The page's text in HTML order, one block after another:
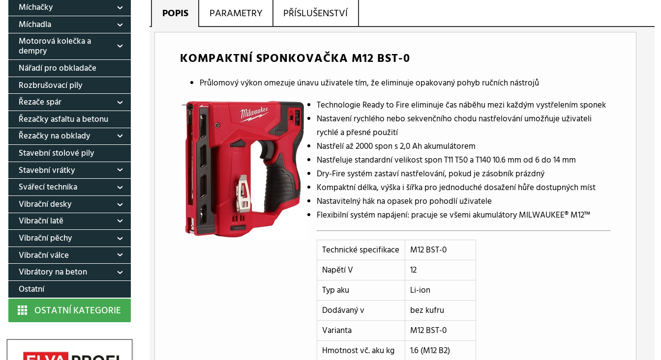
Míchačky
Míchadla
Motorová kolečka a
dempry
Nářadí pro obkladače
Rozbrušovací pily
Řezače spár
Řezačky asfaltu a betonu
Řezačky na obklady
Stavební stolové pily
Stavební vrátky
Svářecí technika
Vibrační desky
Vibrační latě
Vibrační pěchy
Vibrační válce
Vibrátory na beton
Ostatní
OSTATNÍ KATEGORIE
POPIS PARAMETRY PŘÍSLUŠENSTVÍ
KOMPAKTNÍ SPONKOVAČKA M12 BST-0
Průlomový výkon omezuje únavu uživatele tím, že eliminuje opakovaný pohyb ručních nástrojů
Technologie Ready to Fire eliminuje čas náběhu mezi každým vystřelením sponek
Nastavení rychlého nebo sekvenčního chodu nastřelování umožňuje uživateli
rychlé a přesné použití
Nastřelí až 2000 spon s 2,0 Ah akumulátorem
Nastřeluje standardní velikost spon T11 T50 a T140 10.6 mm od 6 do 14 mm
Dry-Fire systém zastaví nastřelování, pokud je zásobník prázdný
Kompaktní délka, výška i šířka pro jednoduché dosažení hůře dostupných míst
Nastavitelný hák na opasek pro pohodlí uživatele
Flexibilní systém napájení: pracuje se všemi akumulátory MILWAUKEE® M12™
Technické specifikace
M12 BST-0
Napětí V
12
Typ aku
Li-ion
Dodávaný v
bez kufru
Varianta
M12 BST-0
Hmotnost vč. aku kg
1.6 (M12 B2)